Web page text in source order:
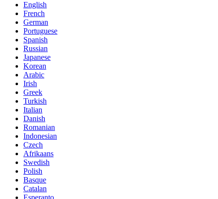
English
French
German
Portuguese
Spanish
Russian
Japanese
Korean
Arabic
Irish
Greek
Turkish
Italian
Danish
Romanian
Indonesian
Czech
Afrikaans
Swedish
Polish
Basque
Catalan
Esperanto